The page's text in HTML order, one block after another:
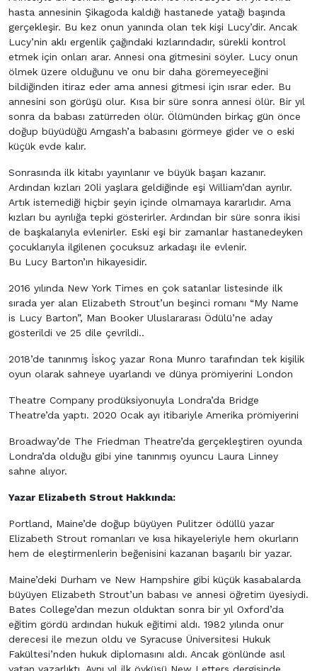
hasta annesinin Şikagoda kaldığı hastanede yatağı başında
gerçekleşir. Bu kez onun yanında olan tek kişi Lucy’dir. Ancak
Lucy’nin aklı ergenlik çağındaki kızlarındadır, sürekli kontrol
etmek için onları arar. Annesi ona gitmesini söyler. Lucy onun
ölmek üzere olduğunu ve onu bir daha göremeyeceğini
bildiğinden itiraz eder ama annesi gitmesi için ısrar eder. Bu
annesini son görüşü olur. Kısa bir süre sonra annesi ölür. Bir yıl
sonra da babası zatürreden ölür. Ölümünden birkaç gün önce
doğup büyüdüğü Amgash’a babasını görmeye gider ve o eski
küçük evde kalır.
Sonrasında ilk kitabı yayınlanır ve büyük başarı kazanır.
Ardından kızları 20li yaşlara geldiğinde eşi William’dan ayrılır.
Artık istemediği hiçbir şeyin içinde olmamaya kararlıdır. Ama
kızları bu ayrılığa tepki gösterirler. Ardından bir süre sonra ikisi
de başkalarıyla evlenirler. Eski eşi bir zamanlar hastanedeyken
çocuklarıyla ilgilenen çocuksuz arkadaşı ile evlenir.
Bu Lucy Barton’ın hikayesidir.
2016 yılında New York Times en çok satanlar listesinde ilk
sırada yer alan Elizabeth Strout’un beşinci romanı “My Name
is Lucy Barton”, Man Booker Uluslararası Ödülü’ne aday
gösterildi ve 25 dile çevrildi..
2018’de tanınmış İskoç yazar Rona Munro tarafından tek kişilik
oyun olarak sahneye uyarlandı ve dünya prömiyerini London
Theatre Company prodüksiyonuyla Londra’da Bridge
Theatre’da yaptı. 2020 Ocak ayı itibariyle Amerika prömiyerini
Broadway’de The Friedman Theatre’da gerçekleştiren oyunda
Londra’da olduğu gibi yine tanınmış oyuncu Laura Linney
sahne alıyor.
Yazar Elizabeth Strout Hakkında:
Portland, Maine’de doğup büyüyen Pulitzer ödüllü yazar
Elizabeth Strout romanları ve kısa hikayeleriyle hem okurların
hem de eleştirmenlerin beğenisini kazanan başarılı bir yazar.
Maine’deki Durham ve New Hampshire gibi küçük kasabalarda
büyüyen Elizabeth Strout’un babası ve annesi öğretim üyesiydi.
Bates College’dan mezun olduktan sonra bir yıl Oxford’da
eğitim gördü ardından hukuk eğitimi aldı. 1982 yılında onur
derecesi ile mezun oldu ve Syracuse Üniversitesi Hukuk
Fakültesi’nden hukuk diplomasını aldı. Ancak gönlünde asıl